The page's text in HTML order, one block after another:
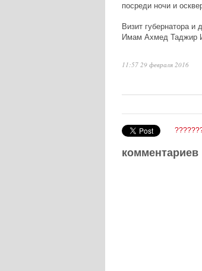
посреди ночи и
Визит губернатора
Имам Ахмед Таджир
11:57 29 февраля 2016
комментариев